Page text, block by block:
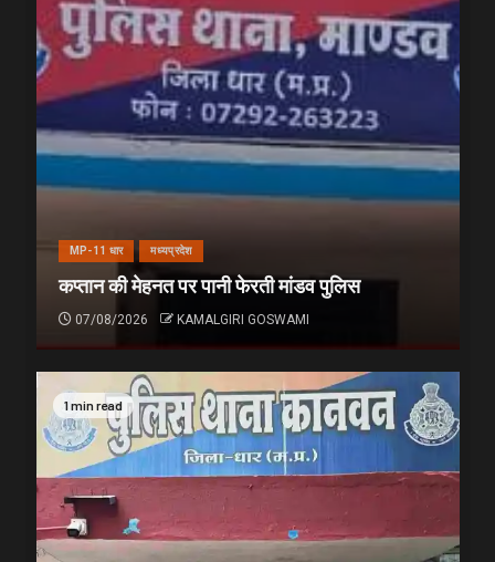
MP-11 धार मध्यप्रदेश
कप्तान की मेहनत पर पानी फेरती मांडव पुलिस
07/08/2026 KAMALGIRI GOSWAMI
1 min read